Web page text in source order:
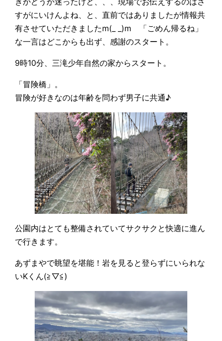
すがにいけんよね、と、直前ではありましたが情報共
有させていただきましたm(_ _)m 「ごめん帰るね」
な一言はどこからも出ず、感謝のスタート。
9時10分、三滝少年自然の家からスタート。
「冒険橋」。
冒険が好きなのは年齢を問わず男子に共通♪
公園内はとても整備されていてサクサクと快適に進ん
で行きます。
あずまやで眺望を堪能！岩を見ると登らずにいられな
いKくん(≧▽≦)